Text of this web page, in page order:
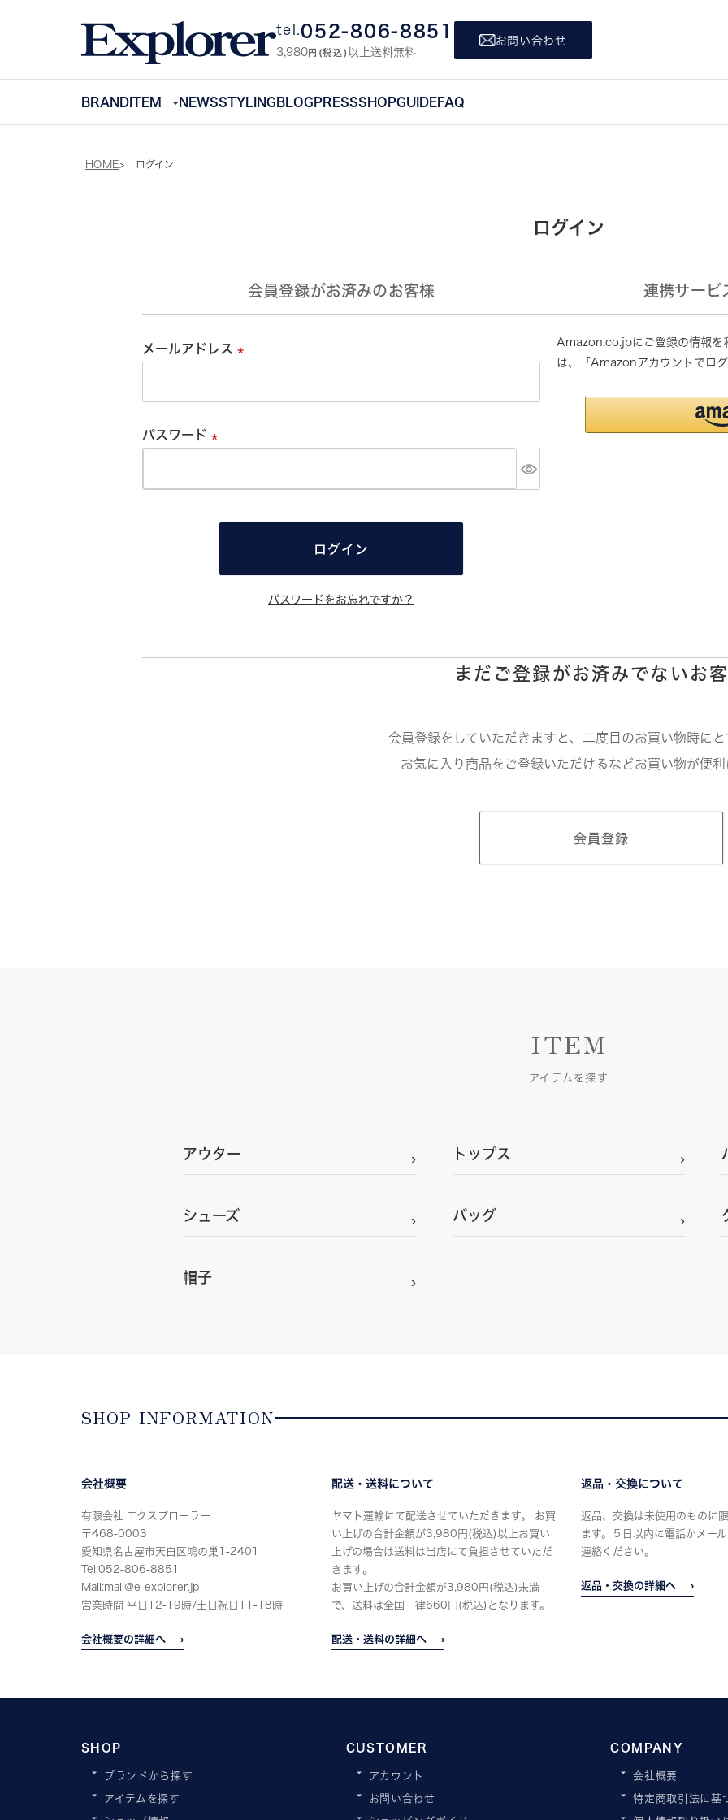
tel.052-806-8851
3,980円(税込)以上送料無料
お問い合わせ
BRANDITEM NEWSSTYLINGBLOGPRESSSHOPGUIDEFAQ
HOME ログイン
ログイン
会員登録がお済みのお客様
メールアドレス
須
パスワード
須
ログイン
パスワードをお忘れですか？
連携サービ
Amazon.co.jpにご登録の情報を
は、「Amazonアカウントでロ
まだご登録がお済みでないお
会員登録をしていただきますと、二度目のお買い物時に
お気に入り商品をご登録いただけるなどお買い物が便
会員登録
ITEM
アイテムを探す
アウター トップス
シューズ バッグ
帽子
SHOP INFORMATION
会社概要
有限会社 エクスプローラー
〒468-0003
愛知県名古屋市天白区鴻の巣1-2401
Tel:052-806-8851
Mail:mail@e-explorer.jp
営業時間 平日12-19時/土日祝日11-18時
会社概要の詳細へ
配送・送料について
ヤマト運輸にて配送させていただきます。 お買
い上げの合計金額が3,980円(税込)以上お買い
上げの場合は送料は当店にて負担させていただ
きます。
お買い上げの合計金額が3,980円(税込)未満
で、送料は全国一律660円(税込)となります。
配送・送料の詳細へ
返品・交換について
返品、交換は未使用のものに
ます。５日以内に電話かメー
連絡ください。
返品・交換の詳細へ
SHOP
ブランドから探す
アイテムを探す
CUSTOMER
アカウント
お問い合わせ
COMPANY
会社概要
特定商取引法に基